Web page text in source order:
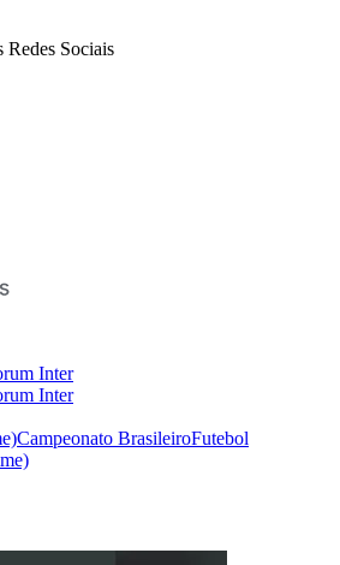
Redes Sociais
Campeonato BrasileiroFutebol